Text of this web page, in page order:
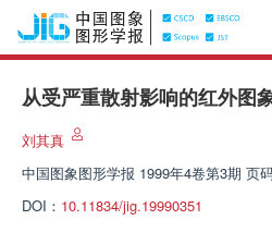
从受严重散射影响的红外图
刘其真
中国图象图形学报 1999年4卷第3期 页
DOI： 10.11834/jig.19990351